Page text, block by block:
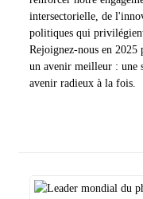
intersectorielle, de
politiques qui
Rejoignez-nous en
un avenir meilleur : une
avenir radieux à la fois.